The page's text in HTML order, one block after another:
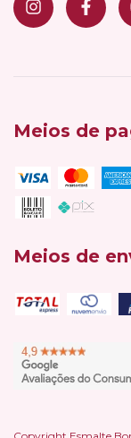
Meios de
Meios de